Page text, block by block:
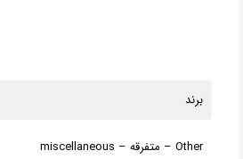
برند
Other – متفرقه – miscellaneous